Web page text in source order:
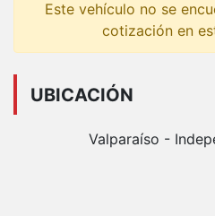
Este vehículo no se
cotización en
UBICACIÓN
Valparaíso -